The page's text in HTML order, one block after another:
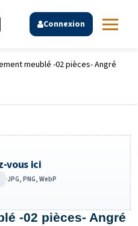
Connexion
meublé -02 pièces- Angré
-02 pièces- Angré
vous ici
·JPG, PNG, WebP